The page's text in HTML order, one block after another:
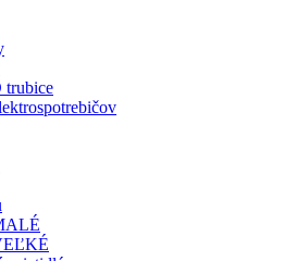
trubice